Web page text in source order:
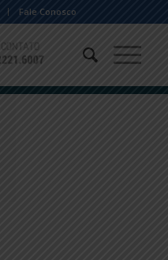
Fale Conosco